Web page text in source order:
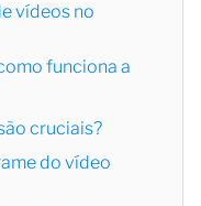
vídeos no
funciona a
cruciais?
do vídeo